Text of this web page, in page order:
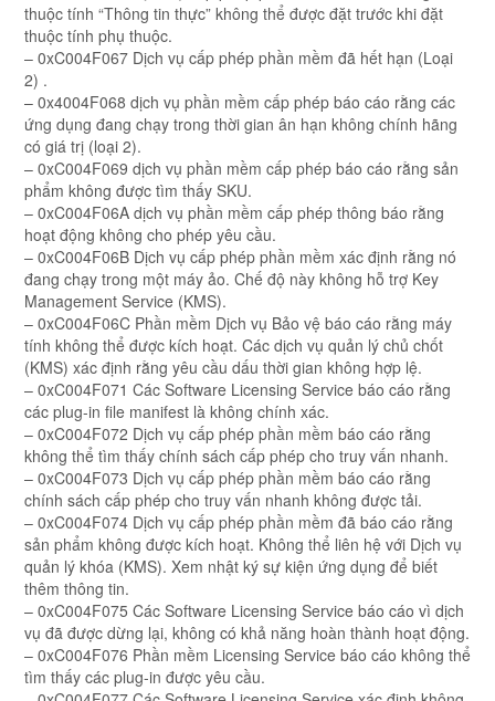
thuộc tính “Thông tin thực” không thể được đặt trước khi đặt
thuộc tính phụ thuộc.
– 0xC004F067 Dịch vụ cấp phép phần mềm đã hết hạn (Loại
2) .
– 0x4004F068 dịch vụ phần mềm cấp phép báo cáo rằng các
ứng dụng đang chạy trong thời gian ân hạn không chính hãng
có giá trị (loại 2).
– 0xC004F069 dịch vụ phần mềm cấp phép báo cáo rằng sản
phẩm không được tìm thấy SKU.
– 0xC004F06A dịch vụ phần mềm cấp phép thông báo rằng
hoạt động không cho phép yêu cầu.
– 0xC004F06B Dịch vụ cấp phép phần mềm xác định rằng nó
đang chạy trong một máy ảo. Chế độ này không hỗ trợ Key
Management Service (KMS).
– 0xC004F06C Phần mềm Dịch vụ Bảo vệ báo cáo rằng máy
tính không thể được kích hoạt. Các dịch vụ quản lý chủ chốt
(KMS) xác định rằng yêu cầu dấu thời gian không hợp lệ.
– 0xC004F071 Các Software Licensing Service báo cáo rằng
các plug-in file manifest là không chính xác.
– 0xC004F072 Dịch vụ cấp phép phần mềm báo cáo rằng
không thể tìm thấy chính sách cấp phép cho truy vấn nhanh.
– 0xC004F073 Dịch vụ cấp phép phần mềm báo cáo rằng
chính sách cấp phép cho truy vấn nhanh không được tải.
– 0xC004F074 Dịch vụ cấp phép phần mềm đã báo cáo rằng
sản phẩm không được kích hoạt. Không thể liên hệ với Dịch vụ
quản lý khóa (KMS). Xem nhật ký sự kiện ứng dụng để biết
thêm thông tin.
– 0xC004F075 Các Software Licensing Service báo cáo vì dịch
vụ đã được dừng lại, không có khả năng hoàn thành hoạt động.
– 0xC004F076 Phần mềm Licensing Service báo cáo không thể
tìm thấy các plug-in được yêu cầu.